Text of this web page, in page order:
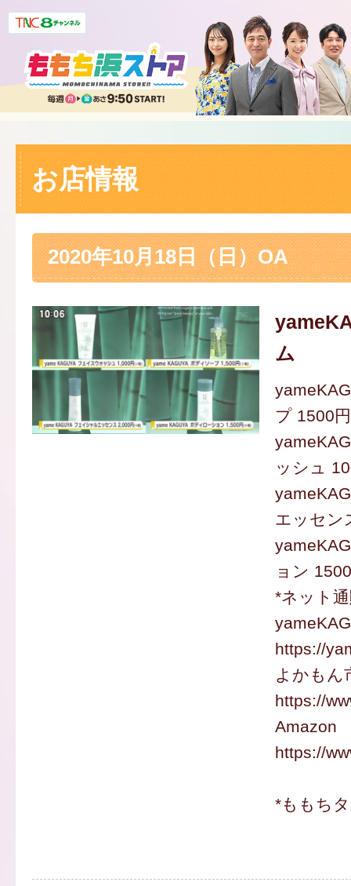
お店情報
2020年10月18日（日）OA
ム
プ 1500
ッシュ
エッセン
ョン
*ネット
https://
よかもん
https://
Amazon
https://
*ももち